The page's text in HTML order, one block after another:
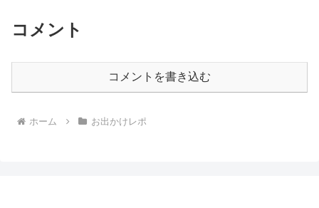
コメント
コメントを書き込む
ホーム お出かけレポ